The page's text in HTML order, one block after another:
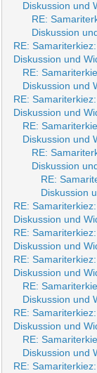
Diskussion und
RE:
Diskussion
RE:
Diskussion und
RE:
Diskussion und
RE:
Diskussion und
RE:
Diskussion und
RE:
Diskussion
RE:
Diskussion
RE:
Diskussion und
RE:
Diskussion und
RE:
Diskussion und
RE:
Diskussion und
RE:
Diskussion und
RE:
Diskussion und
RE: